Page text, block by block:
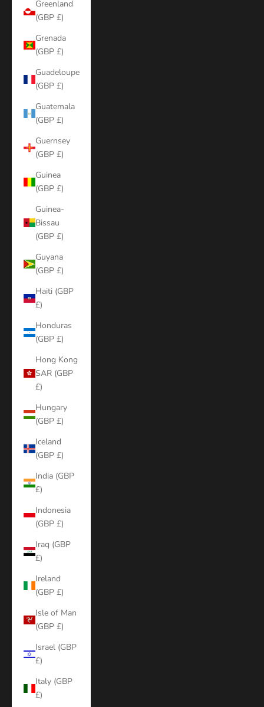
Greenland
(GBP £)
Grenada
(GBP £)
Guadeloupe
(GBP £)
Guatemala
(GBP £)
Guernsey
(GBP £)
Guinea
(GBP £)
Guinea-
Bissau
(GBP £)
Guyana
(GBP £)
Haiti (GBP
£)
Honduras
(GBP £)
Hong Kong
SAR (GBP
£)
Hungary
(GBP £)
Iceland
(GBP £)
India (GBP
£)
Indonesia
(GBP £)
Iraq (GBP
£)
Ireland
(GBP £)
Isle of Man
(GBP £)
Israel (GBP
£)
Italy (GBP
£)